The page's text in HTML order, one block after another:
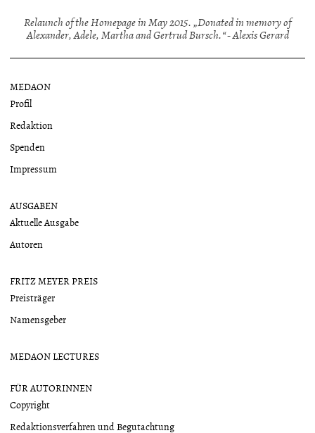
Relaunch of the Homepage in May 2015. „Donated in memory of
Alexander, Adele, Martha and Gertrud Bursch.“ - Alexis Gerard
MEDAON
Profil
Redaktion
Spenden
Impressum
AUSGABEN
Aktuelle Ausgabe
Autoren
FRITZ MEYER PREIS
Preisträger
Namensgeber
MEDAON LECTURES
FÜR AUTORINNEN
Copyright
Redaktionsverfahren und Begutachtung